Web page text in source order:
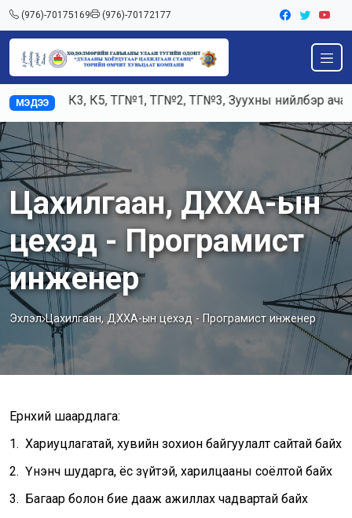
(976)-70175169 (976)-70172177
МЭДЭЭ
Ажилд К3, К5, ТГ№1, ТГ№2, ТГ№3, Зуухны нийлбэр
Цахилгаан, ДХХА-ын
цехэд - Програмист
инженер
Эхлэл Цахилгаан, ДХХА-ын цехэд - Програмист инженер
Ерөнхий шаардлага:
1. Хариуцлагатай, хувийн зохион байгуулалт сайтай байх
2. Үнэнч шударга, ёс зүйтэй, харилцааны соёлтой байх
3. Багаар болон бие дааж ажиллах чадвартай байх